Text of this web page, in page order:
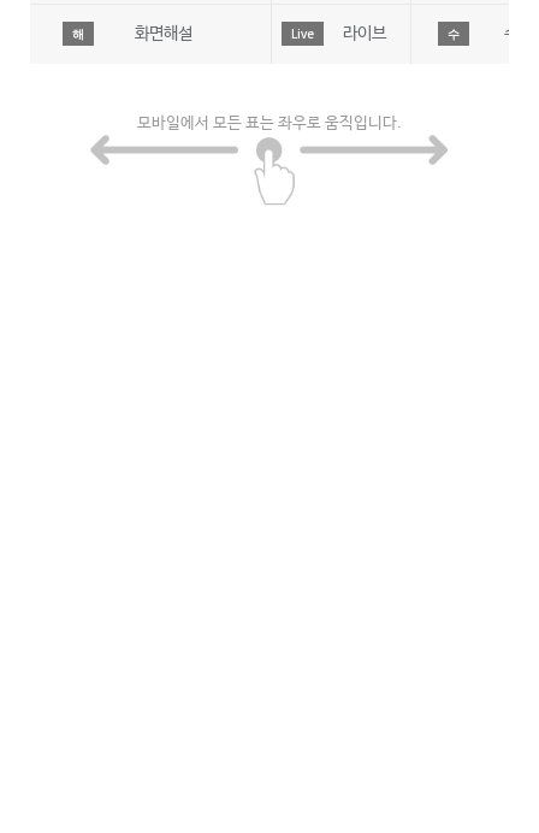
해 화면해설 Live 라이브 수 수어
모바일에서 모든 표는 좌우로 움직입니다.